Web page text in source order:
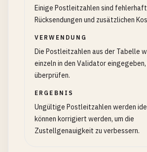
Einige Postleitzahlen sind
Rücksendungen und zusätzlichen
VERWENDUNG
Die Postleitzahlen aus der Tabelle
einzeln in den Validator eingegeben,
überprüfen.
ERGEBNIS
Ungültige Postleitzahlen werden
können korrigiert werden, um die
Zustellgenauigkeit zu verbessern.